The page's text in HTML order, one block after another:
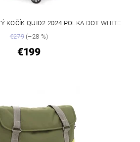
KOČÍK QUID2 2024 POLKA DOT WHITE
€279(–28 %)
€199